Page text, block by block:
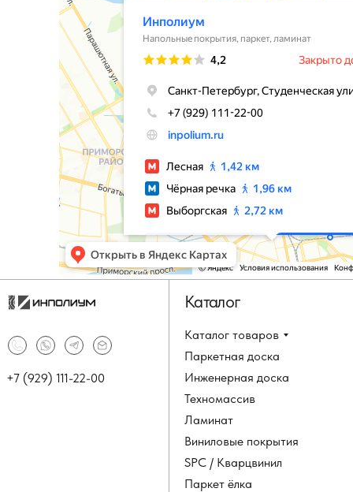
Каталог товаров
Паркетная доска
Инженерная доска
Техномассив
+7 (929) 111-22-00
Каталог
Ламинат
Виниловые покрытия
SPC / Кварцвинил
Паркет ёлка